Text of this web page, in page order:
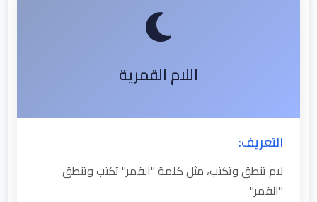
اللام القمرية
التعريف:
لام تنطق وتكتب، مثل كلمة "القمر" تكتب وتنطق
"القمر"